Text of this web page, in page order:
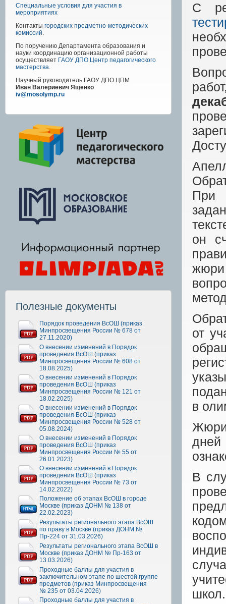
Специальные условия для участия в
мероприятиях
Контакты городских предметно-методических
комиссий.
По поручению Департамента образования и
науки координацию организационной работы
осуществляет ГАОУ ДПО Центр педагогического
мастерства.
Научный руководитель ГАОУ ДПО ЦПМ
Иван Валериевич Ященко
iv@mosolymp.ru
Полезные документы
Порядок проведения ВсОШ (приказ
Минпросвещения России № 678 от
27.11.2020)
О внесении изменений в Порядок
проведения ВсОШ (приказ
Минпросвещения России № 608 от
18.08.2025)
О внесении изменений в Порядок
проведения ВсОШ (приказ
Минпросвещения России № 121 от
18.02.2025)
О внесении изменений в Порядок
проведения ВсОШ (приказ
Минпросвещения России № 528 от
05.08.2024)
О внесении изменений в Порядок
проведения ВсОШ (приказ
Минпросвещения России № 55 от
26.01.2023)
О внесении изменений в Порядок
проведения ВсОШ (приказ
Минпросвещения России № 73 от
14.02.2022)
Положение об этапах ВсОШ в городе
Москве (приказ ДОНМ № 138 от
22.02.2023)
Результаты регионального этапа ВсОШ
по праву в Москве (приказ ДОНМ №
Пр-224 от 31.03.2026)
Результаты регионального этапа ВсОШ в
Москве (приказ ДОНМ № Пр-163 от
13.03.2026)
Проходные баллы для участия в
заключительном этапе по шестой группе
предметов (приказ Минпросвещения
№ 235 от 03.04.2026)
Проходные баллы для участия в
С
При
он
от
в
Жюри
В
школ.